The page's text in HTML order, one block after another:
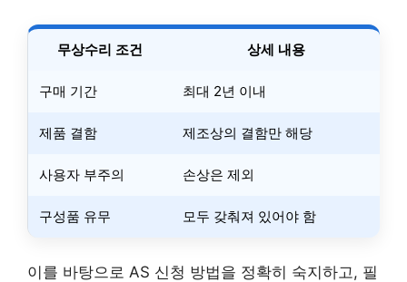
무상수리 조건 상세 내용
구매 기간 최대 2년 이내
제품 결함 제조상의 결함만 해당
사용자 부주의 손상은 제외
구성품 유무 모두 갖춰져 있어야 함
이를 바탕으로 AS 신청 방법을 정확히 숙지하고, 필